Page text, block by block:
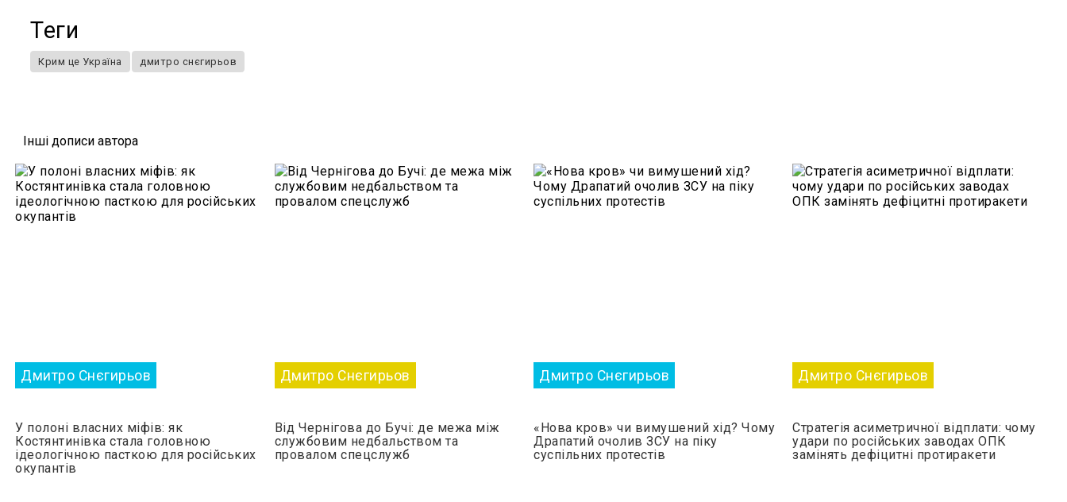
Теги
Крим це Україна дмитро снєгирьов
Iншi дописи автора
Дмитро Снєгирьов
У полоні власних міфів: як
Костянтинівка стала головною
ідеологічною пасткою для російських
окупантів
Дмитро Снєгирьов
Від Чернігова до Бучі: де межа між
службовим недбальством та
провалом спецслужб
Дмитро Снєгирьов
«Нова кров» чи вимушений хід? Чому
Драпатий очолив ЗСУ на піку
суспільних протестів
Дмитро Снєгирьов
Стратегія асиметричної відплати: чому
удари по російських заводах ОПК
замінять дефіцитні протиракети